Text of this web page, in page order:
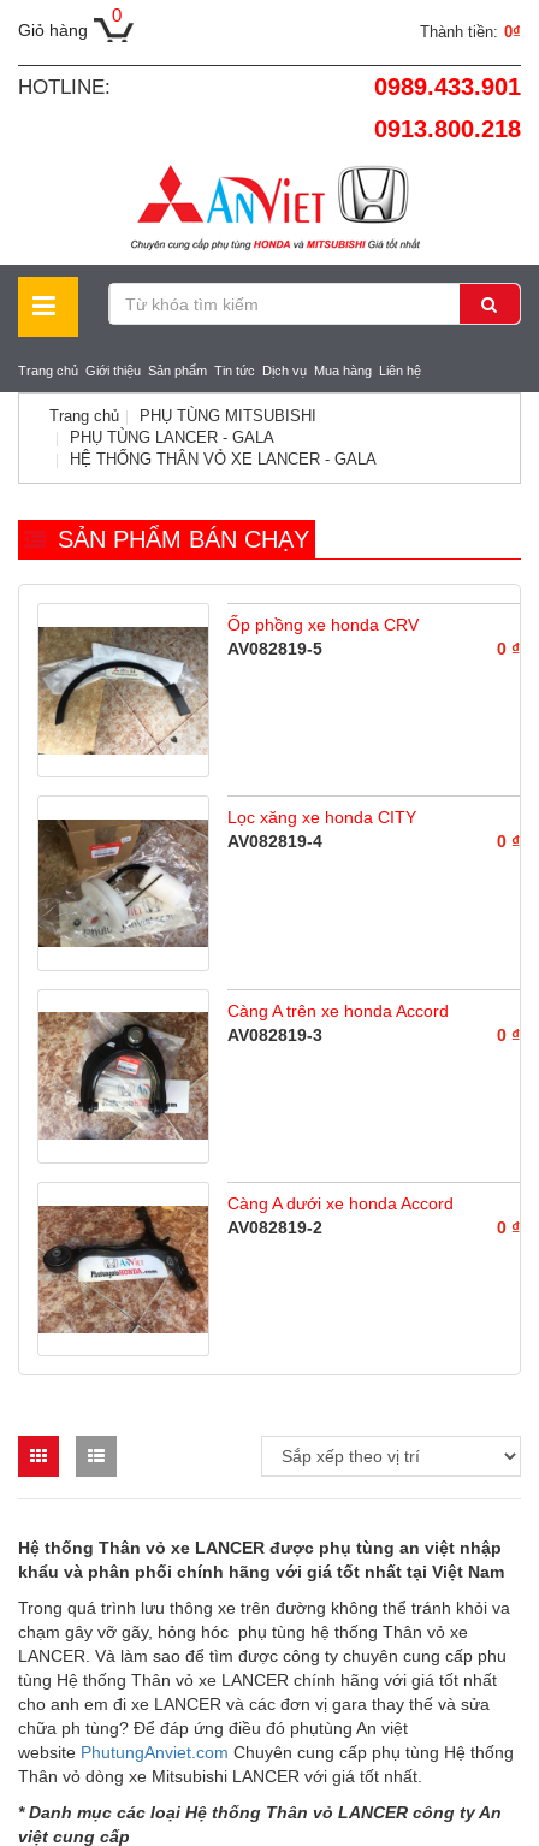
Giỏ hàng
0
Thành tiền: 0₫
HOTLINE:
0989.433.901
0913.800.218
Trang chủ Giới thiệu Sản phẩm Tin tức Dịch vụ Mua hàng Liên hệ
Trang chủ
PHỤ TÙNG MITSUBISHI
PHỤ TÙNG LANCER - GALA
HỆ THỐNG THÂN VỎ XE LANCER - GALA
SẢN PHẨM BÁN CHẠY
Ốp phồng xe honda CRV
AV082819-5
0 ₫
Lọc xăng xe honda CITY
AV082819-4
0 ₫
Càng A trên xe honda Accord
AV082819-3
0 ₫
Càng A dưới xe honda Accord
AV082819-2
0 ₫
Hệ thống Thân vỏ xe LANCER được phụ tùng an việt nhập
khẩu và phân phối chính hãng với giá tốt nhất tại Việt Nam
Trong quá trình lưu thông xe trên đường không thể tránh khỏi va
chạm gây vỡ gãy, hỏng hóc phụ tùng hệ thống Thân vỏ xe
LANCER. Và làm sao để tìm được công ty chuyên cung cấp phu
tùng Hệ thống Thân vỏ xe LANCER chính hãng với giá tốt nhất
cho anh em đi xe LANCER và các đơn vị gara thay thế và sửa
chữa ph tùng? Để đáp ứng điều đó phụtùng An việt
website PhutungAnviet.com Chuyên cung cấp phụ tùng Hệ thống
Thân vỏ dòng xe Mitsubishi LANCER với giá tốt nhất.
*Danh mục các loại Hệ thống Thân vỏ LANCER công ty An
việt cung cấp